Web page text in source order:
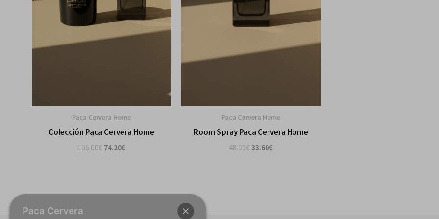
Paca Cervera Home
Colección Paca Cervera Home
106.00€ 74.20€
Paca Cervera Home
Room Spray Paca Cervera Home
48.00€33.60€
Paca Cervera